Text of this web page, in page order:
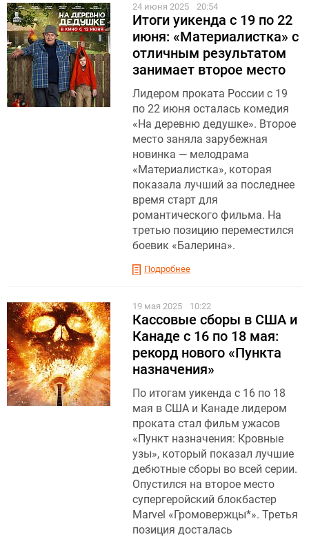
24 июня 2025 20:54
Итоги уикенда с 19 по 22
июня: «Материалистка» с
отличным результатом
занимает второе место
Лидером проката России с 19
по 22 июня осталась комедия
«На деревню дедушке». Второе
место заняла зарубежная
новинка — мелодрама
«Материалистка», которая
показала лучший за последнее
время старт для
романтического фильма. На
третью позицию переместился
боевик «Балерина».
Подробнее
19 мая 2025 10:22
Кассовые сборы в США и
Канаде с 16 по 18 мая:
рекорд нового «Пункта
назначения»
По итогам уикенда с 16 по 18
мая в США и Канаде лидером
проката стал фильм ужасов
«Пункт назначения: Кровные
узы», который показал лучшие
дебютные сборы во всей серии.
Опустился на второе место
супергеройский блокбастер
Marvel «Громовержцы*». Третья
позиция досталась